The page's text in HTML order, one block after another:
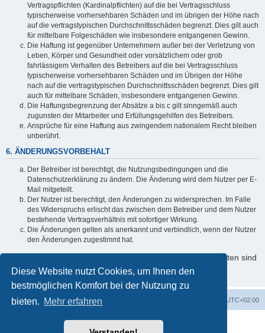
Diese Website nutzt Cookies, um Ihnen den
bestmöglichen Komfort bei der Nutzung zu
bieten. Mehr erfahren
Vertragspflichten (Kardinalpflichten) auf die bei Vertragsschluss
typischerweise vorhersehbaren Schäden und im übrigen der Höhe nach
auf die vertragstypischen Durchschnittsschäden begrenzt. Dies gilt auch
für mittelbare Folgeschäden wie insbesondere entgangenen Gewinn.
Die Haftung ist gegenüber Unternehmern außer bei der Verletzung von
Leben, Körper und Gesundheit oder vorsätzlichem oder grob
fahrlässigem Verhalten des Betreibers auf die bei Vertragsschluss
typischerweise vorhersehbaren Schäden und im Übrigen der Höhe
nach auf die vertragstypischen Durchschnittsschäden begrenzt. Dies gilt
auch für mittelbare Schäden, insbesondere entgangenen Gewinn.
Die Haftungsbegrenzung der Absätze a bis c gilt sinngemäß auch
zugunsten der Mitarbeiter und Erfüllungsgehilfen des Betreibers.
Ansprüche für eine Haftung aus zwingendem nationalem Recht bleiben
unberührt.
6. ÄNDERUNGSVORBEHALT
Der Betreiber ist berechtigt, die Nutzungsbedingungen und die
Datenschutzerklärung zu ändern. Die Änderung wird dem Nutzer per E-
Mail mitgeteilt.
Der Nutzer ist berechtigt, den Änderungen zu widersprechen. Im Falle
des Widerspruchs erlischt das zwischen dem Betreiber und dem Nutzer
bestehende Vertragsverhältnis mit sofortiger Wirkung.
Die Änderungen gelten als anerkannt und verbindlich, wenn der Nutzer
den Änderungen zugestimmt hat.
Informationen über den Umgang mit Ihren persönlichen Daten sind
in der Datenschutzerklärung enthalten.
Startseite Foren-Übersicht UTC+02:00
Powered byphpBB® Forum Software © phpBB Limited
Deutsche Übersetzung durch